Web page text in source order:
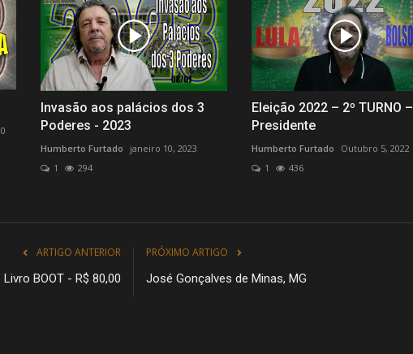
0
Invasão aos palácios dos 3
Poderes - 2023
Humberto Furtado
janeiro 10, 2023
1
294
Eleição 2022 – 2º TURNO –
Presidente
Humberto Furtado
Outubro 5, 2022
1
436
ARTIGO ANTERIOR
Livro BOOT - R$ 80,00
PRÓXIMO ARTIGO
José Gonçalves de Minas, MG